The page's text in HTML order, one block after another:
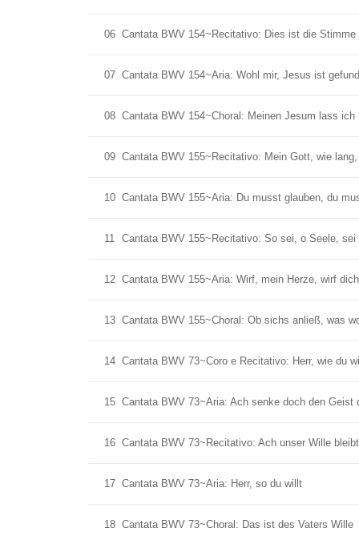
06 Cantata BWV 154~Recitativo: Dies ist die Stimme
07 Cantata BWV 154~Aria: Wohl mir, Jesus ist
08 Cantata BWV 154~Choral: Meinen Jesum lass ich
09 Cantata BWV 155~Recitativo: Mein Gott, wie
10 Cantata BWV 155~Aria: Du musst glauben, du
11 Cantata BWV 155~Recitativo: So sei, o Seele, sei
12 Cantata BWV 155~Aria: Wirf, mein Herze, wirf
13 Cantata BWV 155~Choral: Ob sichs anließ, was
14 Cantata BWV 73~Coro e Recitativo: Herr, wie du
15 Cantata BWV 73~Aria: Ach senke doch den Geist
16 Cantata BWV 73~Recitativo: Ach unser Wille
17 Cantata BWV 73~Aria: Herr, so du willt
18 Cantata BWV 73~Choral: Das ist des Vaters Wille